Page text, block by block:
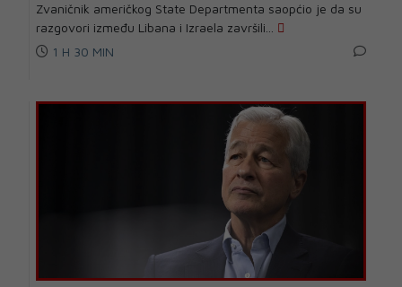
Zvaničnik američkog State Departmenta saopćio je da su
razgovori između Libana i Izraela završili...
1 H 30 MIN